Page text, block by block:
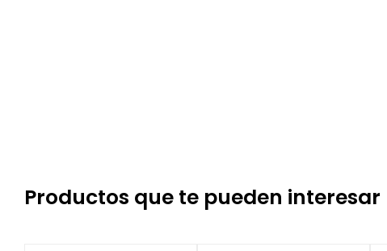
Productos que te pueden interesar